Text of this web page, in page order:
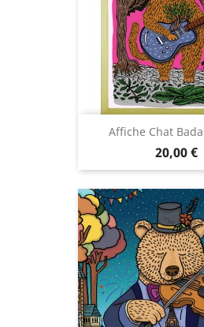
Affiche Chat
Prix
20,00 €